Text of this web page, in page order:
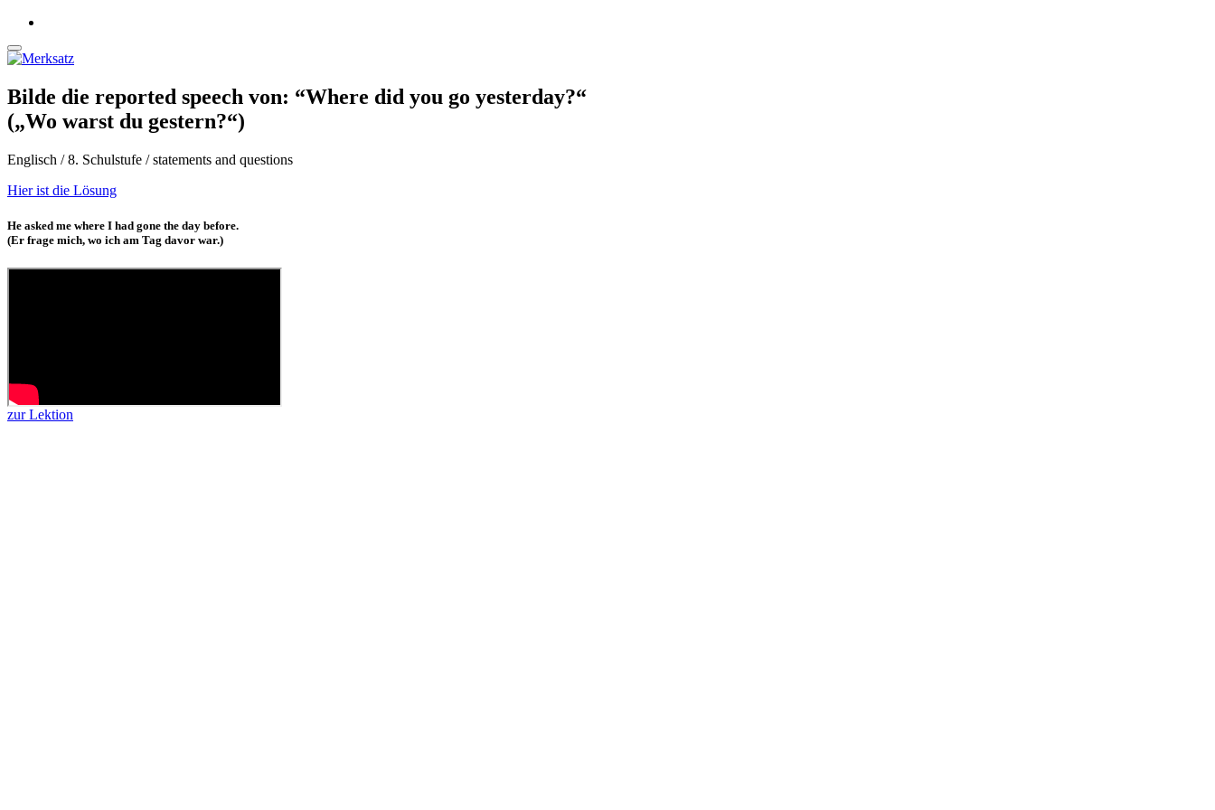
Bilde die reported speech von: “Where did you go yesterday?“
(„Wo warst du gestern?“)
Englisch / 8. Schulstufe / statements and questions
Hier ist die Lösung
He asked me where I had gone the day before.
(Er frage mich, wo ich am Tag davor war.)
zur Lektion